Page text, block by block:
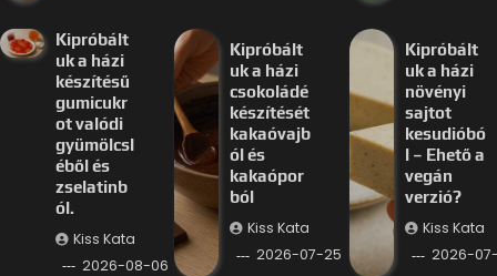
Kipróbált
uk a házi
készítésű
gumicukr
ot valódi
gyümölcsl
éből és
zselatinb
ól.
Kiss Kata
2026-08-06
Kipróbált
uk a házi
csokoládé
készítését
kakaóvajb
ól és
kakaópor
ból
Kiss Kata
2026-07-25
Kipróbált
uk a házi
növényi
sajtot
kesudióbó
l – Ehető a
vegán
verzió?
Kiss Kata
2026-